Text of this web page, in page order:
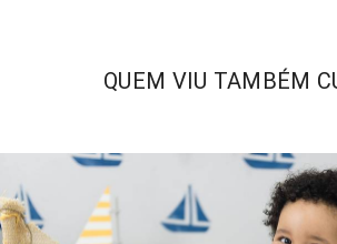
QUEM VIU TAMBÉM